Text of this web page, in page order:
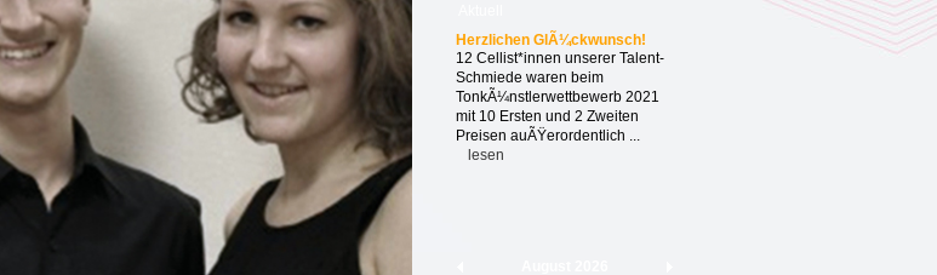
Herzlichen GlÃ¼ckwunsch!
12 Cellist*innen unserer Talent-
Schmiede waren beim
TonkÃ¼nstlerwettbewerb 2021
mit 10 Ersten und 2 Zweiten
Preisen auÃŸerordentlich ...
lesen